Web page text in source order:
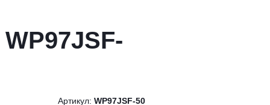
Артикул: WP97JSF-50